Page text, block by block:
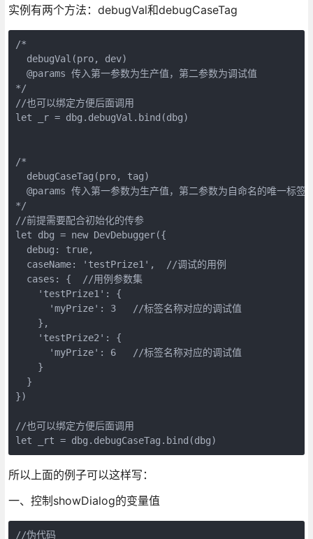
实例有两个方法：debugVal和debugCaseTag
/*
  debugVal(pro, dev)
  @params 传入第一参数为生产值，第二参数为调试值
*/
//也可以绑定方便后面调用
let _r = dbg.debugVal.bind(dbg)
/*
  debugCaseTag(pro, tag)
@params 传入第一参数为生产值，第二参数为自命名的唯一标签
*/
//前提需要配合初始化的传参
let dbg = new DevDebugger({
  debug: true,
  caseName: 'testPrize1',  //调试的用例
  cases: {  //用例参数集
    'testPrize1': {
      'myPrize': 3   //标签名称对应的调试值
    },
    'testPrize2': {
      'myPrize': 6   //标签名称对应的调试值
    }
  }
})
//也可以绑定方便后面调用
let _rt = dbg.debugCaseTag.bind(dbg)
所以上面的例子可以这样写：
一、控制showDialog的变量值
//伪代码